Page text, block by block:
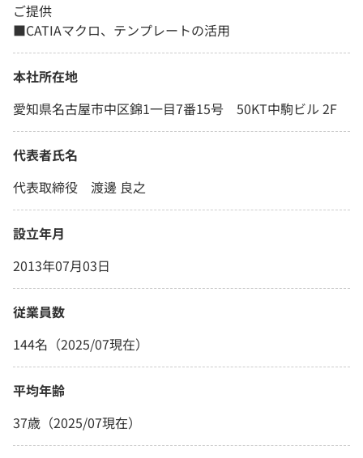
ご提供
■CATIAマクロ、テンプレートの活用
本社所在地
愛知県名古屋市中区錦1一目7番15号 50KT中駒ビル 2F
代表者氏名
代表取締役 渡邊 良之
設立年月
2013年07月03日
従業員数
144名（2025/07現在）
平均年齢
37歳（2025/07現在）